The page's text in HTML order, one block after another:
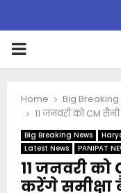
PRIMARY
Home
Big Breaking
11 जनवरी को CM
Big Breaking News
Latest News
PANIPAT
11 जनवरी
करेंगे